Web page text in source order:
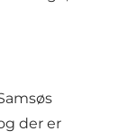
der er